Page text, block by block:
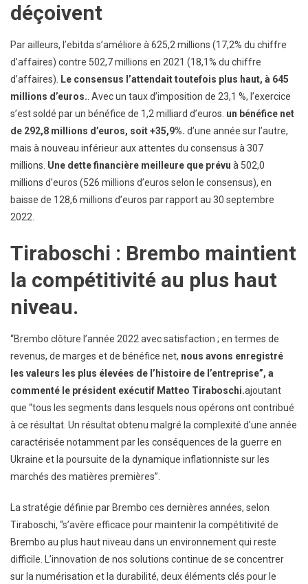
déçoivent
Par ailleurs, l’ebitda s’améliore à 625,2 millions (17,2% du chiffre
d’affaires) contre 502,7 millions en 2021 (18,1% du chiffre
d’affaires).
Le consensus l’attendait toutefois plus haut, à 645
millions d’euros. . Avec un taux d’imposition de 23,1 %, l’exercice
s’est soldé par un bénéfice de 1,2 milliard d’euros. un bénéfice net
de 292,8 millions d’euros, soit +35,9%. d’une année sur l’autre,
mais à nouveau inférieur aux attentes du consensus à 307
millions. Une dette financière meilleure que prévu à 502,0
millions d’euros (526 millions d’euros selon le consensus), en
baisse de 128,6 millions d’euros par rapport au 30 septembre
2022.
Tiraboschi : Brembo maintient
la compétitivité au plus haut
niveau.
“Brembo clôture l’année 2022 avec satisfaction ; en termes de
revenus, de marges et de bénéfice net, nous avons enregistré
les valeurs les plus élevées de l’histoire de l’entreprise”, a
commenté le président exécutif Matteo Tiraboschi.ajoutant
que “tous les segments dans lesquels nous opérons ont contribué
à ce résultat. Un résultat obtenu malgré la complexité d’une année
caractérisée notamment par les conséquences de la guerre en
Ukraine et la poursuite de la dynamique inflationniste sur les
marchés des matières premières”.
La stratégie définie par Brembo ces dernières années, selon
Tiraboschi, “s’avère efficace pour maintenir la compétitivité de
Brembo au plus haut niveau dans un environnement qui reste
difficile. L’innovation de nos solutions continue de se concentrer
sur la numérisation et la durabilité, deux éléments clés pour le